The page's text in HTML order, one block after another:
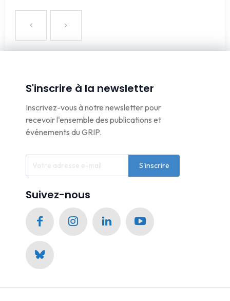
S'inscrire à la newsletter
Inscrivez-vous à notre newsletter pour
recevoir l'ensemble des publications et
événements du GRIP.
S'inscrire
Suivez-nous